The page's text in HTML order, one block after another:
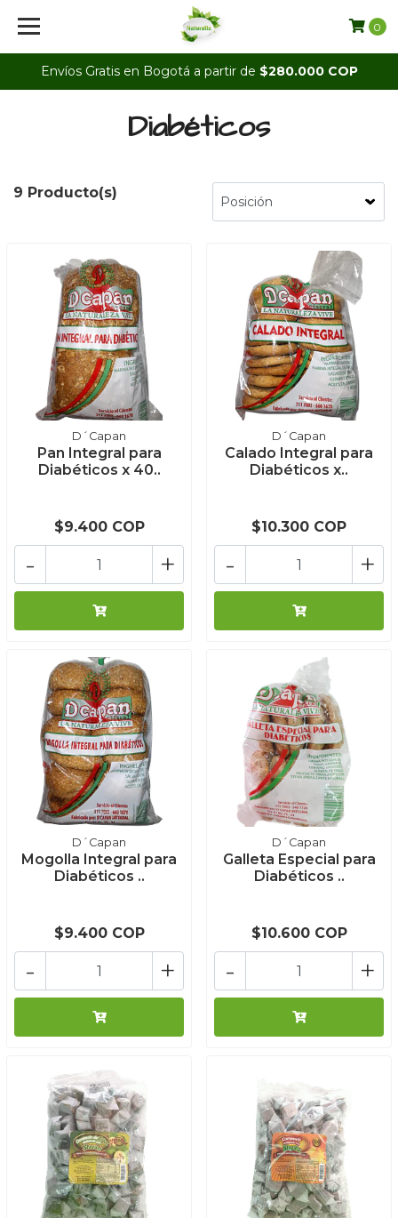
Envíos Gratis en Bogotá a partir de $280.000 COP
0
Diabéticos
9 Producto(s)
D´Capan
Pan Integral para
Diabéticos x 40..
$9.400 COP
+
-
D´Capan
Calado Integral para
Diabéticos x..
$10.300 COP
+
-
D´Capan
Mogolla Integral para
Diabéticos ..
$9.400 COP
+
-
D´Capan
Galleta Especial para
Diabéticos ..
$10.600 COP
+
-